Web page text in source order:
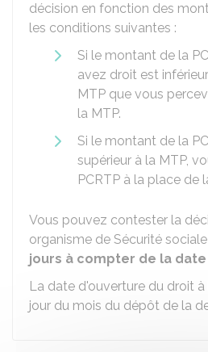
décision en fonction des
les conditions suivantes :
Si le montant de la
avez droit est
MTP que vous
la MTP.
Si le montant de la
supérieur à la MTP,
PCRTP à la place de
Vous pouvez contester la
organisme de Sécurité
jours à compter de la
La date d'ouverture du droit à
jour du mois du dépôt de la